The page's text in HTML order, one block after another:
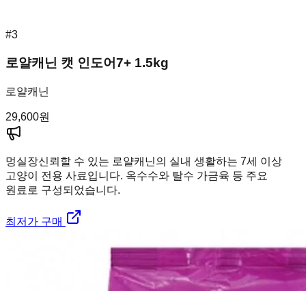
#3
로얄캐닌 캣 인도어7+ 1.5kg
로얄캐닌
29,600원
멍실장신뢰할 수 있는 로얄캐닌의 실내 생활하는 7세 이상
고양이 전용 사료입니다. 옥수수와 탈수 가금육 등 주요
원료로 구성되었습니다.
최저가 구매